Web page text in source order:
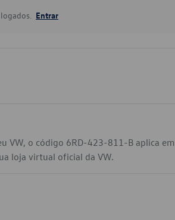
Entrar
VW, o código 6RD-423-811-B aplica em
loja virtual oficial da VW.